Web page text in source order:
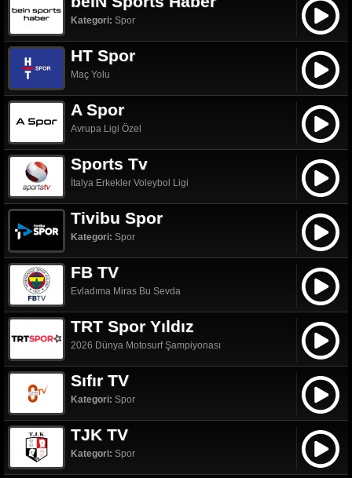
Kategori: Spor
HT Spor
Maç Yolu
A Spor
Avrupa Ligi Özel
Sports Tv
İtalya Erkekler Voleybol Ligi
Tivibu Spor
Kategori: Spor
FB TV
Evladıma Miras Bu Sevda
TRT Spor Yıldız
2026 Dünya Motosurf Şampiyonası
Sıfır TV
Kategori: Spor
TJK TV
Kategori: Spor